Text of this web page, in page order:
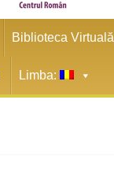
Biblioteca Virtuală
Limba: